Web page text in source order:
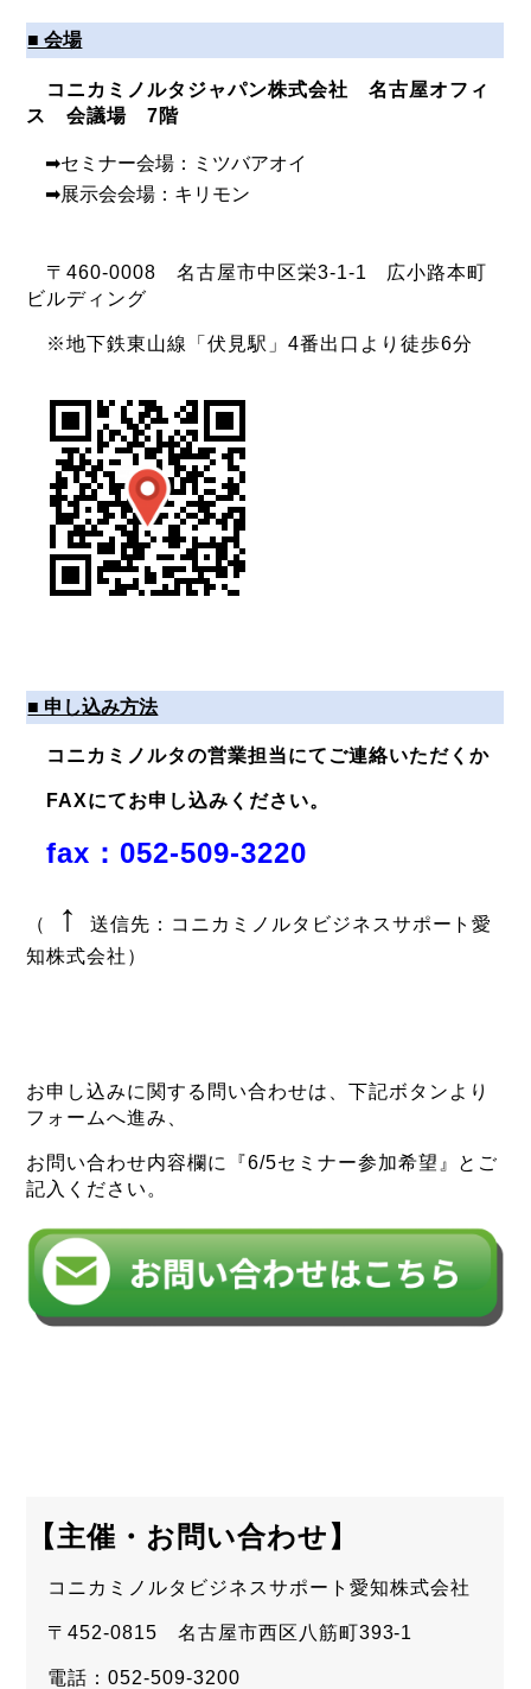
■ 会場
コニカミノルタジャパン株式会社 名古屋オフィ
ス 会議場 7階
➡セミナー会場：ミツバアオイ
➡展示会会場：キリモン
〒460-0008 名古屋市中区栄3-1-1 広小路本町
ビルディング
※地下鉄東山線「伏見駅」4番出口より徒歩6分
■ 申し込み方法
コニカミノルタの営業担当にてご連絡いただくか
FAXにてお申し込みください。
fax：052-509-3220
（ ↑送信先：コニカミノルタビジネスサポート愛
知株式会社）
お申し込みに関する問い合わせは、下記ボタンより
フォームへ進み、
お問い合わせ内容欄に『6/5セミナー参加希望』とご
記入ください。
【主催・お問い合わせ】
コニカミノルタビジネスサポート愛知株式会社
〒452-0815 名古屋市西区八筋町393-1
電話：052-509-3200